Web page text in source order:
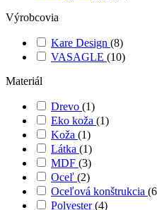
Výrobcovia
Kare Design (8)
VASAGLE (10)
Materiál
Drevo (1)
Eko koža (1)
Koža (1)
Látka (1)
MDF (3)
Oceľ (2)
Oceľová konštrukcia
Polyester(4)